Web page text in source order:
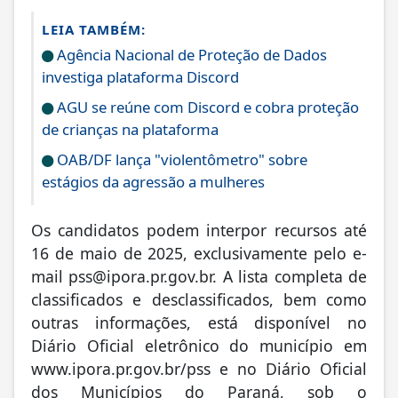
LEIA TAMBÉM:
Agência Nacional de Proteção de Dados
investiga plataforma Discord
AGU se reúne com Discord e cobra proteção
de crianças na plataforma
OAB/DF lança "violentômetro" sobre
estágios da agressão a mulheres
Os candidatos podem interpor recursos até
16 de maio de 2025, exclusivamente pelo e-
mail pss@ipora.pr.gov.br. A lista completa de
classificados e desclassificados, bem como
outras informações, está disponível no
Diário Oficial eletrônico do município em
www.ipora.pr.gov.br/pss e no Diário Oficial
dos Municípios do Paraná, sob o